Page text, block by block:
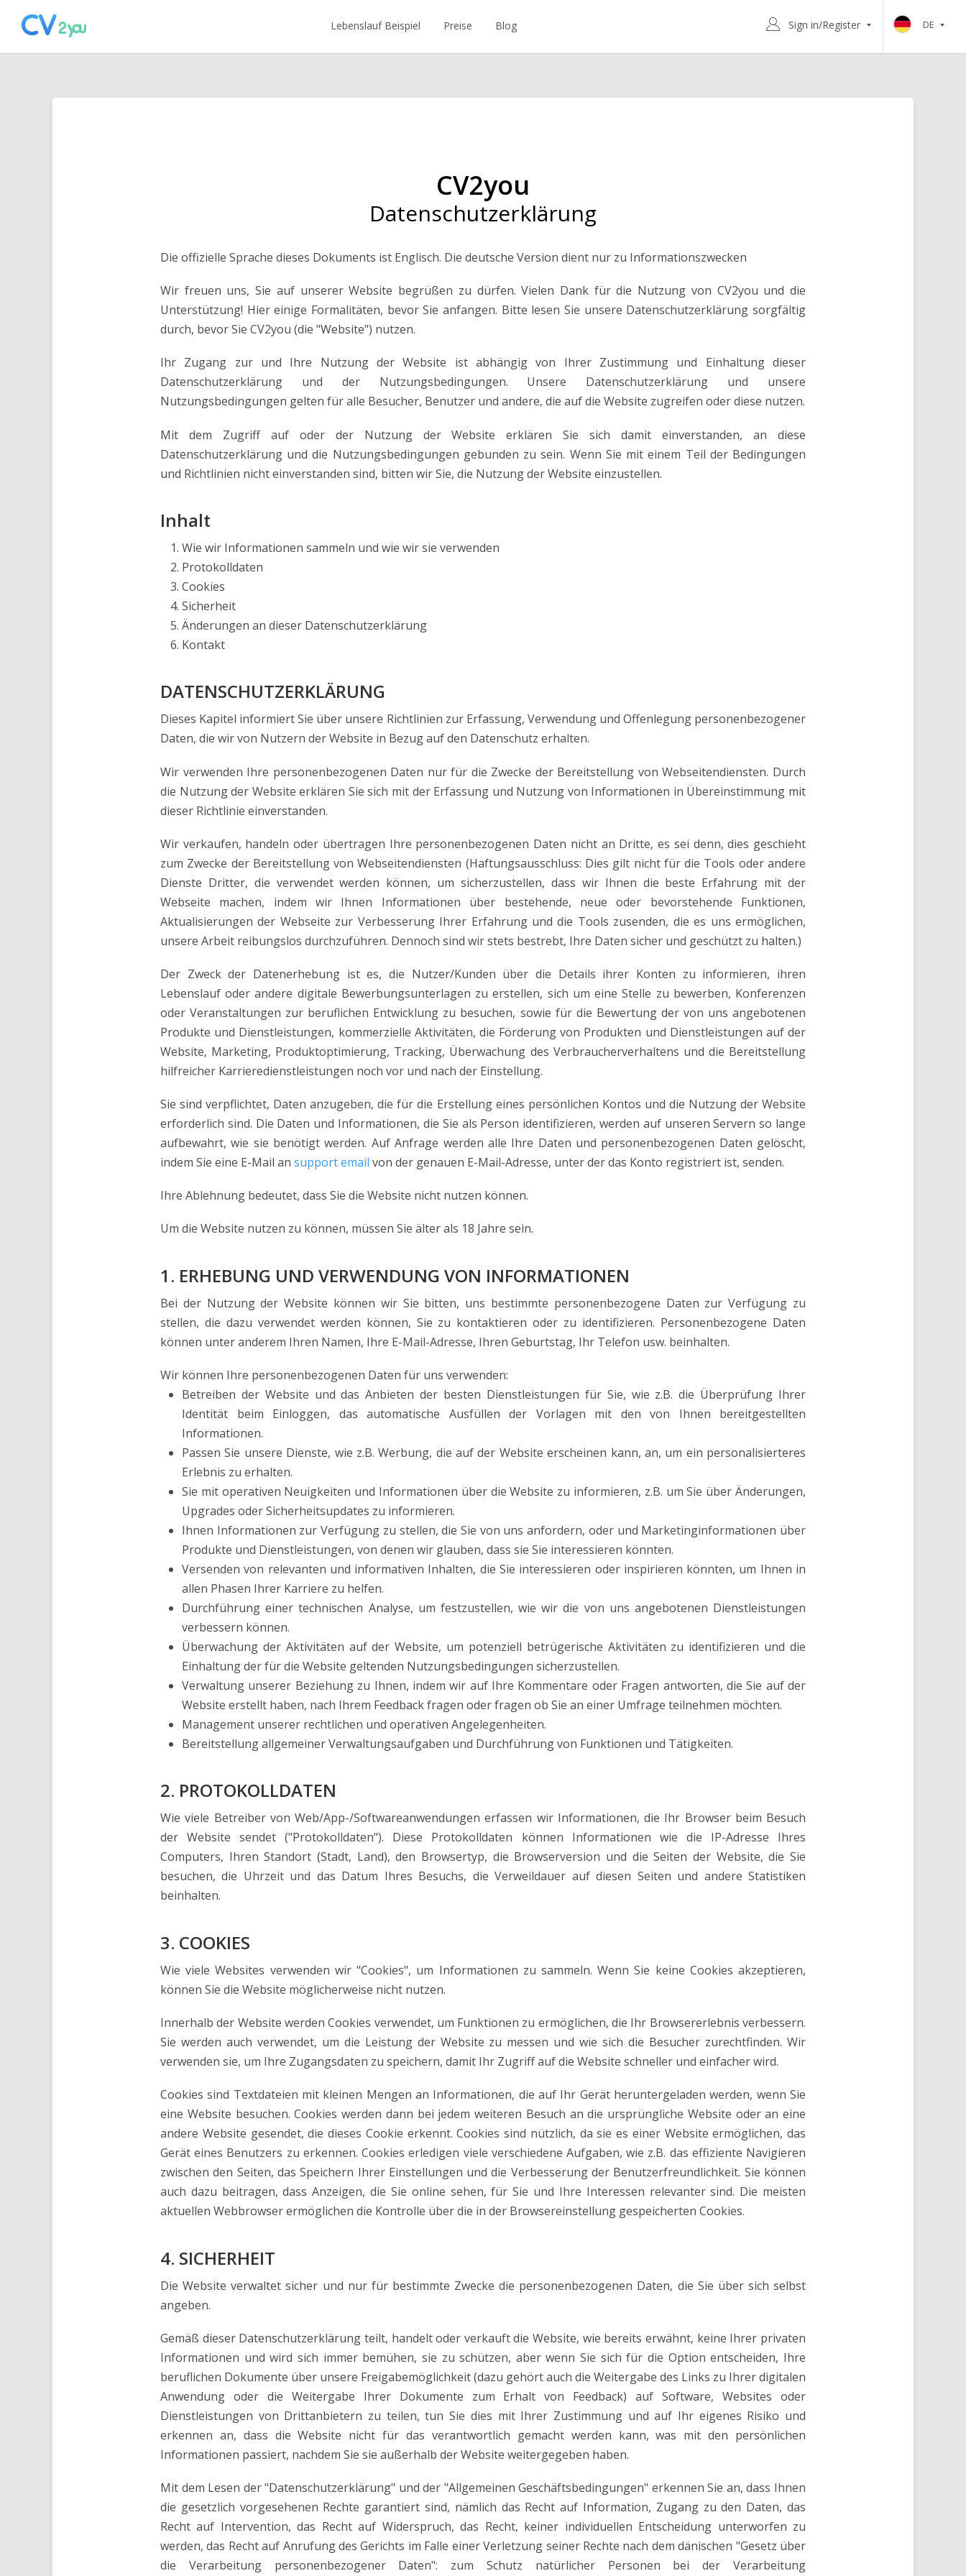
Lebenslauf Beispiel Preise Blog DE
Sign in/Register
CV2you
Datenschutzerklärung
Die offizielle Sprache dieses Dokuments ist Englisch. Die deutsche Version dient nur zu Informationszwecken
Wir freuen uns, Sie auf unserer Website begrüßen zu dürfen. Vielen Dank für die Nutzung von CV2you und die
Unterstützung! Hier einige Formalitäten, bevor Sie anfangen. Bitte lesen Sie unsere Datenschutzerklärung sorgfältig
durch, bevor Sie CV2you (die "Website") nutzen.
Ihr Zugang zur und Ihre Nutzung der Website ist abhängig von Ihrer Zustimmung und Einhaltung dieser
Datenschutzerklärung und der Nutzungsbedingungen. Unsere Datenschutzerklärung und unsere
Nutzungsbedingungen gelten für alle Besucher, Benutzer und andere, die auf die Website zugreifen oder diese nutzen.
Mit dem Zugriff auf oder der Nutzung der Website erklären Sie sich damit einverstanden, an diese
Datenschutzerklärung und die Nutzungsbedingungen gebunden zu sein. Wenn Sie mit einem Teil der Bedingungen
und Richtlinien nicht einverstanden sind, bitten wir Sie, die Nutzung der Website einzustellen.
Inhalt
Wie wir Informationen sammeln und wie wir sie verwenden
Protokolldaten
Cookies
Sicherheit
Änderungen an dieser Datenschutzerklärung
Kontakt
DATENSCHUTZERKLÄRUNG
Dieses Kapitel informiert Sie über unsere Richtlinien zur Erfassung, Verwendung und Offenlegung personenbezogener
Daten, die wir von Nutzern der Website in Bezug auf den Datenschutz erhalten.
Wir verwenden Ihre personenbezogenen Daten nur für die Zwecke der Bereitstellung von Webseitendiensten. Durch
die Nutzung der Website erklären Sie sich mit der Erfassung und Nutzung von Informationen in Übereinstimmung mit
dieser Richtlinie einverstanden.
Wir verkaufen, handeln oder übertragen Ihre personenbezogenen Daten nicht an Dritte, es sei denn, dies geschieht
zum Zwecke der Bereitstellung von Webseitendiensten (Haftungsausschluss: Dies gilt nicht für die Tools oder andere
Dienste Dritter, die verwendet werden können, um sicherzustellen, dass wir Ihnen die beste Erfahrung mit der
Webseite machen, indem wir Ihnen Informationen über bestehende, neue oder bevorstehende Funktionen,
Aktualisierungen der Webseite zur Verbesserung Ihrer Erfahrung und die Tools zusenden, die es uns ermöglichen,
unsere Arbeit reibungslos durchzuführen. Dennoch sind wir stets bestrebt, Ihre Daten sicher und geschützt zu halten.)
Der Zweck der Datenerhebung ist es, die Nutzer/Kunden über die Details ihrer Konten zu informieren, ihren
Lebenslauf oder andere digitale Bewerbungsunterlagen zu erstellen, sich um eine Stelle zu bewerben, Konferenzen
oder Veranstaltungen zur beruflichen Entwicklung zu besuchen, sowie für die Bewertung der von uns angebotenen
Produkte und Dienstleistungen, kommerzielle Aktivitäten, die Förderung von Produkten und Dienstleistungen auf der
Website, Marketing, Produktoptimierung, Tracking, Überwachung des Verbraucherverhaltens und die Bereitstellung
hilfreicher Karrieredienstleistungen noch vor und nach der Einstellung.
Sie sind verpflichtet, Daten anzugeben, die für die Erstellung eines persönlichen Kontos und die Nutzung der Website
erforderlich sind. Die Daten und Informationen, die Sie als Person identifizieren, werden auf unseren Servern so lange
aufbewahrt, wie sie benötigt werden. Auf Anfrage werden alle Ihre Daten und personenbezogenen Daten gelöscht,
indem Sie eine E-Mail an support email von der genauen E-Mail-Adresse, unter der das Konto registriert ist, senden.
Ihre Ablehnung bedeutet, dass Sie die Website nicht nutzen können.
Um die Website nutzen zu können, müssen Sie älter als 18 Jahre sein.
1. ERHEBUNG UND VERWENDUNG VON INFORMATIONEN
Bei der Nutzung der Website können wir Sie bitten, uns bestimmte personenbezogene Daten zur Verfügung zu
stellen, die dazu verwendet werden können, Sie zu kontaktieren oder zu identifizieren. Personenbezogene Daten
können unter anderem Ihren Namen, Ihre E-Mail-Adresse, Ihren Geburtstag, Ihr Telefon usw. beinhalten.
Wir können Ihre personenbezogenen Daten für uns verwenden:
Betreiben der Website und das Anbieten der besten Dienstleistungen für Sie, wie z.B. die Überprüfung Ihrer
Identität beim Einloggen, das automatische Ausfüllen der Vorlagen mit den von Ihnen bereitgestellten
Informationen.
Passen Sie unsere Dienste, wie z.B. Werbung, die auf der Website erscheinen kann, an, um ein personalisierteres
Erlebnis zu erhalten.
Sie mit operativen Neuigkeiten und Informationen über die Website zu informieren, z.B. um Sie über Änderungen,
Upgrades oder Sicherheitsupdates zu informieren.
Ihnen Informationen zur Verfügung zu stellen, die Sie von uns anfordern, oder und Marketinginformationen über
Produkte und Dienstleistungen, von denen wir glauben, dass sie Sie interessieren könnten.
Versenden von relevanten und informativen Inhalten, die Sie interessieren oder inspirieren könnten, um Ihnen in
allen Phasen Ihrer Karriere zu helfen.
Durchführung einer technischen Analyse, um festzustellen, wie wir die von uns angebotenen Dienstleistungen
verbessern können.
Überwachung der Aktivitäten auf der Website, um potenziell betrügerische Aktivitäten zu identifizieren und die
Einhaltung der für die Website geltenden Nutzungsbedingungen sicherzustellen.
Verwaltung unserer Beziehung zu Ihnen, indem wir auf Ihre Kommentare oder Fragen antworten, die Sie auf der
Website erstellt haben, nach Ihrem Feedback fragen oder fragen ob Sie an einer Umfrage teilnehmen möchten.
Management unserer rechtlichen und operativen Angelegenheiten.
Bereitstellung allgemeiner Verwaltungsaufgaben und Durchführung von Funktionen und Tätigkeiten.
2. PROTOKOLLDATEN
Wie viele Betreiber von Web/App-/Softwareanwendungen erfassen wir Informationen, die Ihr Browser beim Besuch
der Website sendet ("Protokolldaten"). Diese Protokolldaten können Informationen wie die IP-Adresse Ihres
Computers, Ihren Standort (Stadt, Land), den Browsertyp, die Browserversion und die Seiten der Website, die Sie
besuchen, die Uhrzeit und das Datum Ihres Besuchs, die Verweildauer auf diesen Seiten und andere Statistiken
beinhalten.
3. COOKIES
Wie viele Websites verwenden wir "Cookies", um Informationen zu sammeln. Wenn Sie keine Cookies akzeptieren,
können Sie die Website möglicherweise nicht nutzen.
Innerhalb der Website werden Cookies verwendet, um Funktionen zu ermöglichen, die Ihr Browsererlebnis verbessern.
Sie werden auch verwendet, um die Leistung der Website zu messen und wie sich die Besucher zurechtfinden. Wir
verwenden sie, um Ihre Zugangsdaten zu speichern, damit Ihr Zugriff auf die Website schneller und einfacher wird.
Cookies sind Textdateien mit kleinen Mengen an Informationen, die auf Ihr Gerät heruntergeladen werden, wenn Sie
eine Website besuchen. Cookies werden dann bei jedem weiteren Besuch an die ursprüngliche Website oder an eine
andere Website gesendet, die dieses Cookie erkennt. Cookies sind nützlich, da sie es einer Website ermöglichen, das
Gerät eines Benutzers zu erkennen. Cookies erledigen viele verschiedene Aufgaben, wie z.B. das effiziente Navigieren
zwischen den Seiten, das Speichern Ihrer Einstellungen und die Verbesserung der Benutzerfreundlichkeit. Sie können
auch dazu beitragen, dass Anzeigen, die Sie online sehen, für Sie und Ihre Interessen relevanter sind. Die meisten
aktuellen Webbrowser ermöglichen die Kontrolle über die in der Browsereinstellung gespeicherten Cookies.
4. SICHERHEIT
Die Website verwaltet sicher und nur für bestimmte Zwecke die personenbezogenen Daten, die Sie über sich selbst
angeben.
Gemäß dieser Datenschutzerklärung teilt, handelt oder verkauft die Website, wie bereits erwähnt, keine Ihrer privaten
Informationen und wird sich immer bemühen, sie zu schützen, aber wenn Sie sich für die Option entscheiden, Ihre
beruflichen Dokumente über unsere Freigabemöglichkeit (dazu gehört auch die Weitergabe des Links zu Ihrer digitalen
Anwendung oder die Weitergabe Ihrer Dokumente zum Erhalt von Feedback) auf Software, Websites oder
Dienstleistungen von Drittanbietern zu teilen, tun Sie dies mit Ihrer Zustimmung und auf Ihr eigenes Risiko und
erkennen an, dass die Website nicht für das verantwortlich gemacht werden kann, was mit den persönlichen
Informationen passiert, nachdem Sie sie außerhalb der Website weitergegeben haben.
Mit dem Lesen der "Datenschutzerklärung" und der "Allgemeinen Geschäftsbedingungen" erkennen Sie an, dass Ihnen
die gesetzlich vorgesehenen Rechte garantiert sind, nämlich das Recht auf Information, Zugang zu den Daten, das
Recht auf Intervention, das Recht auf Widerspruch, das Recht, keiner individuellen Entscheidung unterworfen zu
werden, das Recht auf Anrufung des Gerichts im Falle einer Verletzung seiner Rechte nach dem dänischen "Gesetz über
die Verarbeitung personenbezogener Daten": zum Schutz natürlicher Personen bei der Verarbeitung